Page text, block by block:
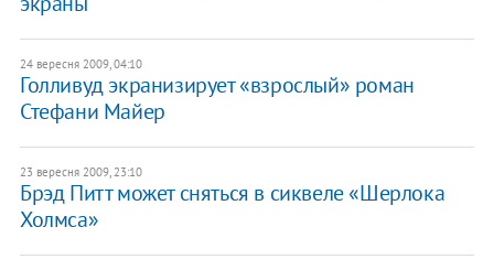
24 вересня 2009, 04:10
Голливуд экранизирует «взрослый» роман
Стефани Майер
23 вересня 2009, 23:10
Брэд Питт может сняться в сиквеле «Шерлока
Холмса»